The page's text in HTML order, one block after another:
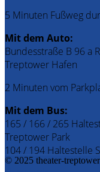
5 Minuten Fußweg
Mit dem Auto:
Bundesstraße B 96 a
Treptower Hafen
2 Minuten vom
Mit dem Bus:
165 / 166 / 265
Treptower Park
104 / 194 Haltestelle
© 2025 theater-